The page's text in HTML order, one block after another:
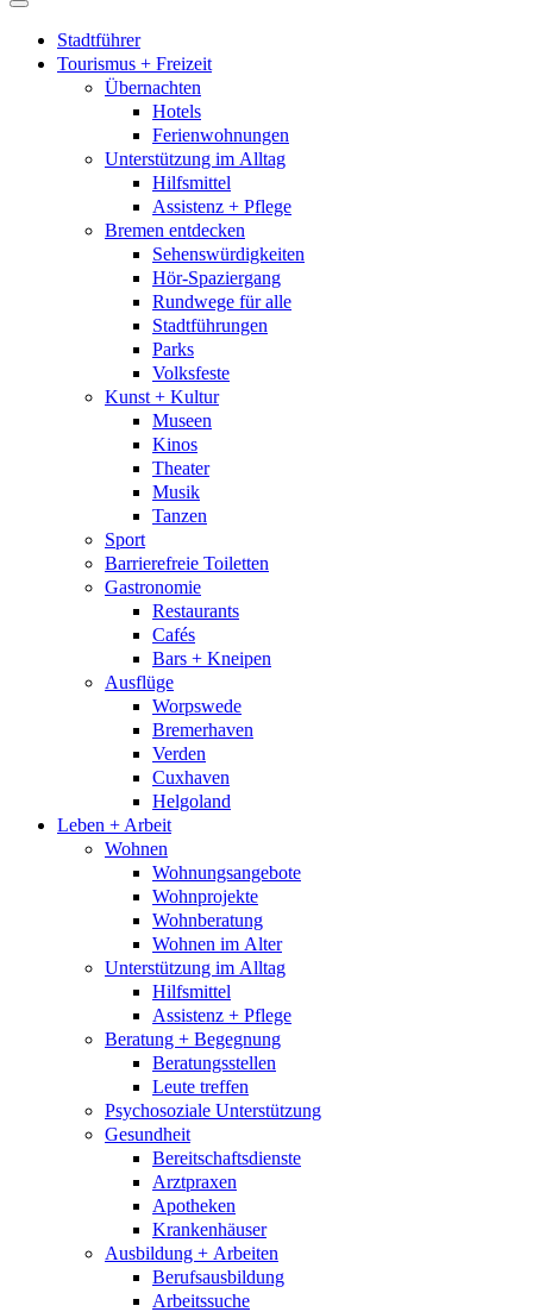
Stadtführer
Tourismus + Freizeit
Übernachten
Hotels
Ferienwohnungen
Unterstützung im Alltag
Hilfsmittel
Assistenz + Pflege
Bremen entdecken
Sehenswürdigkeiten
Hör-Spaziergang
Rundwege für alle
Stadtführungen
Parks
Volksfeste
Kunst + Kultur
Museen
Kinos
Theater
Musik
Tanzen
Sport
Barrierefreie Toiletten
Gastronomie
Restaurants
Cafés
Bars + Kneipen
Ausflüge
Worpswede
Bremerhaven
Verden
Cuxhaven
Helgoland
Leben + Arbeit
Wohnen
Wohnungsangebote
Wohnprojekte
Wohnberatung
Wohnen im Alter
Unterstützung im Alltag
Hilfsmittel
Assistenz + Pflege
Beratung + Begegnung
Beratungsstellen
Leute treffen
Psychosoziale Unterstützung
Gesundheit
Bereitschaftsdienste
Arztpraxen
Apotheken
Krankenhäuser
Ausbildung + Arbeiten
Berufsausbildung
Arbeitssuche